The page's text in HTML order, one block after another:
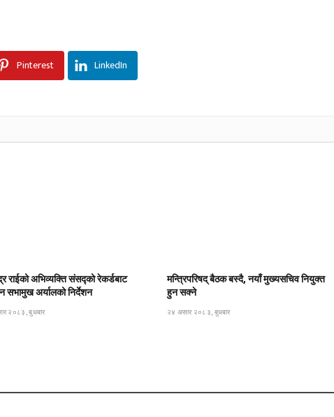
Pinterest LinkedIn
राईको अभिव्यक्ति संसद्को रेकर्डबाट
सभामुख अर्यालको निर्देशन
२०८३, बुधबार
मन्त्रिपरिषद् बैठक बस्दै, नयाँ मुख्यसचिव नियुक्त
हुन सक्ने
२४ असार २०८३, बुधबार